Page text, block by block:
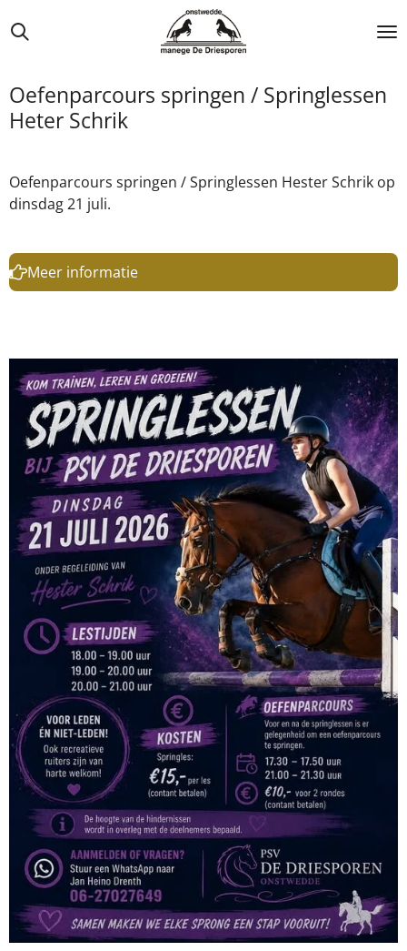
direct
de
hoofdinhoud
Oefenparcours springen / Springlessen
Heter Schrik
Oefenparcours springen / Springlessen Hester Schrik op
dinsdag 21 juli.
Meer informatie